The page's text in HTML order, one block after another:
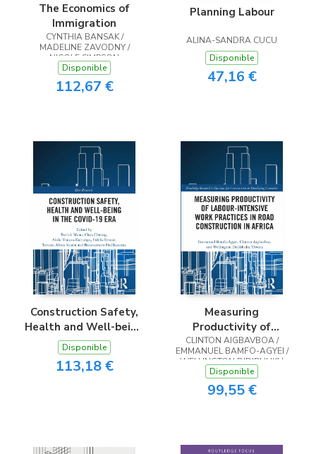
The Economics of
Immigration
CYNTHIA BANSAK /
MADELINE ZAVODNY /
NICOLE SIMPSON
Disponible
112,67 €
Planning Labour
ALINA-SANDRA CUCU
Disponible
47,16 €
Construction Safety,
Health and Well-being
in the COVID-19 era
Disponible
113,18 €
Measuring
Productivity of
Labour-Intensive Work
Practices in Road
Construction in Africa
CLINTON AIGBAVBOA /
EMMANUEL BAMFO-AGYEI /
WELLINGTON DIDIBHUKU
THWALA
Disponible
99,55 €